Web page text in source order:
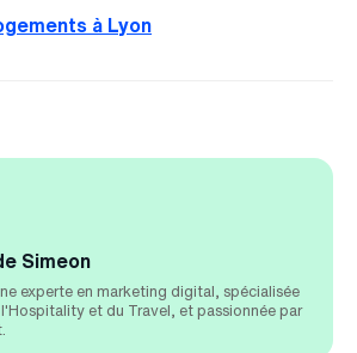
à Lyon
Simeon
experte en marketing digital, spécialisée
et du Travel, et passionnée par